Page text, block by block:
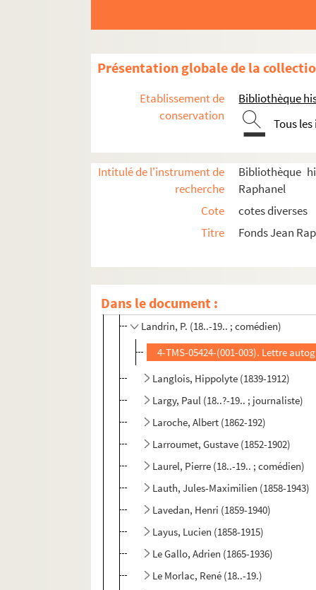
Présentation globale de la
Etablissement de
conservation
Bibliothèque
Tous
Intitulé de l'instrument de
recherche
Bibliothèque
Raphanel
Cote
cotes diverses
Titre
Fonds Jean
Dans le document :
Laroche, Jules (1841-1925)
Laborde, Jean (18..?-19.. ; parolier)
Lafenestre, Pierre ( (1878-1947)
Laffon, Yolande (1895-1992)
Laloue, Robert (18..-19.)
Lamy, Adrien (1894-1940)
Lamy, Charles (1857-1940)
Lamy, Madame Charles (18..-19.)
Landois, Jean (18..-19.)
Landreaux, Mme (18..-19.. ; fleuriste)
Landrin, P. (18..-19.. ; comédien)
4-TMS-05424-(001-003). Lettre
Langlois, Hippolyte (1839-1912)
Largy, Paul (18..?-19.. ; journaliste)
Laroche, Albert (1862-192)
Larroumet, Gustave (1852-1902)
Laurel, Pierre (18..-19.. ; comédien)
Lauth, Jules-Maximilien (1858-1943)
Lavedan, Henri (1859-1940)
Layus, Lucien (1858-1915)
Le Gallo, Adrien (1865-1936)
Le Morlac, René (18..-19.)